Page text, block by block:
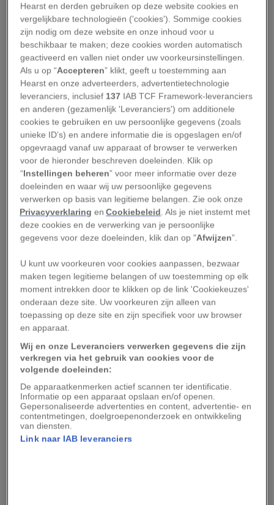
plekken waar het neerdwarrelt, en ook het
klimaat als geheel.
Maar de wolk van dit jaar is opmerkelijk omdat
hij de grootste en dichtste lijkt te zijn die sinds
het begin van de satellietwaarnemingen is
gemeten. De reuzenwolk transporteert enorme
hoeveelheden fijnstof naar Noord-Amerika, waar
het de longen belast van diegenen die lijden aan
chronische luchtwegaandoeningen, een
ziektebeeld dat verantwoordelijk is voor de
invaliditeit en dood van talloze mensen.
Wat maakt deze wolk
anders?
De uitgestrekte woestijngebieden van Noord-
Afrika vormen de grootste en meest consistente
bronnen voor stofwolken op aarde. Het stof is
doorgaans niet afkomstig van de bekende
zandduinen in dit gebied, want alleen de hardste
wind kan zulke zware korreltjes de lucht in tillen.
Maar in valleien en op vlakten die op enig
moment in het verleden onder water hebben
gestaan, verzamelt zich vaak het zeer fijne stof.
Over een jaar gemeten kan de stevige wind die
Hearst en derden gebruiken op deze website cookies en
vergelijkbare technologieën ('cookies'). Sommige cookies
zijn nodig om deze website en onze inhoud voor u
beschikbaar te maken; deze cookies worden automatisch
geactiveerd en vallen niet onder uw voorkeursinstellingen.
Als u op “Accepteren” klikt, geeft u toestemming aan
Hearst en onze adverteerders, advertentietechnologie
leveranciers, inclusief 137 IAB TCF Framework-leveranciers
en anderen (gezamenlijk 'Leveranciers') om additionele
cookies te gebruiken en uw persoonlijke gegevens (zoals
unieke ID’s) en andere informatie die is opgeslagen en/of
opgevraagd vanaf uw apparaat of browser te verwerken
voor de hieronder beschreven doeleinden. Klik op
“Instellingen beheren” voor meer informatie over deze
doeleinden en waar wij uw persoonlijke gegevens
verwerken op basis van legitieme belangen. Zie ook onze
Privacyverklaring enCookiebeleid. Als je niet instemt met
deze cookies en de verwerking van je persoonlijke
gegevens voor deze doeleinden, klik dan op "Afwijzen”.
U kunt uw voorkeuren voor cookies aanpassen, bezwaar
maken tegen legitieme belangen of uw toestemming op elk
moment intrekken door te klikken op de link 'Cookiekeuzes'
onderaan deze site. Uw voorkeuren zijn alleen van
toepassing op deze site en zijn specifiek voor uw browser
en apparaat.
Wij en onze Leveranciers verwerken gegevens die zijn
verkregen via het gebruik van cookies voor de
volgende doeleinden:
De apparaatkenmerken actief scannen ter identificatie.
Informatie op een apparaat opslaan en/of openen.
Gepersonaliseerde advertenties en content, advertentie- en
contentmetingen, doelgroepenonderzoek en ontwikkeling
van diensten.
Link naar IAB leveranciers